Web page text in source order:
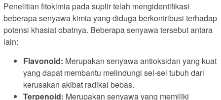
Penelitian fitokimia pada suplir telah mengidentifikasi
beberapa senyawa kimia yang diduga berkontribusi terhadap
potensi khasiat obatnya. Beberapa senyawa tersebut antara
lain:
Flavonoid: Merupakan senyawa antioksidan yang kuat
yang dapat membantu melindungi sel-sel tubuh dari
kerusakan akibat radikal bebas.
Terpenoid: Merupakan senyawa yang memiliki